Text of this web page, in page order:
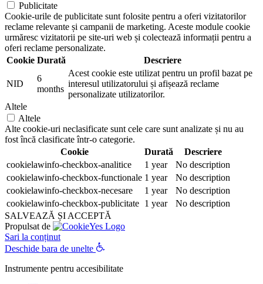
Publicitate
Cookie-urile de publicitate sunt folosite pentru a oferi vizitatorilor
reclame relevante și campanii de marketing. Aceste module cookie
urmăresc vizitatorii pe site-uri web și colectează informații pentru a
oferi reclame personalizate.
Cookie Durată Descriere
NID
6
months
Acest cookie este utilizat pentru un profil bazat pe
interesul utilizatorului și afișează reclame
personalizate utilizatorilor.
Altele
Altele
Alte cookie-uri neclasificate sunt cele care sunt analizate și nu au
fost încă clasificate într-o categorie.
Cookie
Durată
Descriere
cookielawinfo-checkbox-analitice
1 year
No description
cookielawinfo-checkbox-functionale 1 year
No description
cookielawinfo-checkbox-necesare
1 year
No description
cookielawinfo-checkbox-publicitate 1 year
No description
SALVEAZĂ ȘI ACCEPTĂ
Propulsat de
Sari la conținut
Deschide bara de unelte
Instrumente pentru accesibilitate